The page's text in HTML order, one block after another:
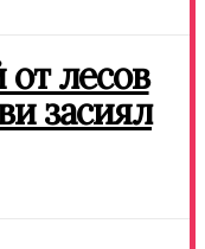
лесов
засиял